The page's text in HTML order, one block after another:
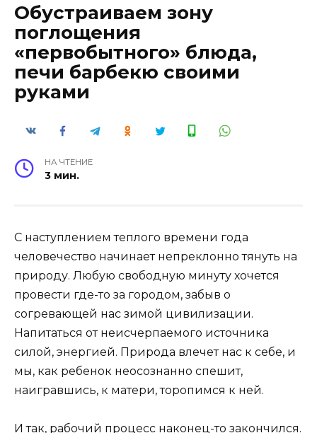
Обустраиваем зону
поглощения
«первобытного» блюда,
печи барбекю своими
руками
НА ЧТЕНИЕ
3 мин.
С наступлением теплого времени года
человечество начинает непреклонно тянуть на
природу. Любую свободную минуту хочется
провести где-то за городом, забыв о
согревающей нас зимой цивилизации.
Напитаться от неисчерпаемого источника
силой, энергией. Природа влечет нас к себе, и
мы, как ребенок неосознанно спешит,
наигравшись, к матери, торопимся к ней.
И так, рабочий процесс наконец-то закончился.